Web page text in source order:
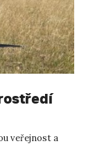
veřejnost a